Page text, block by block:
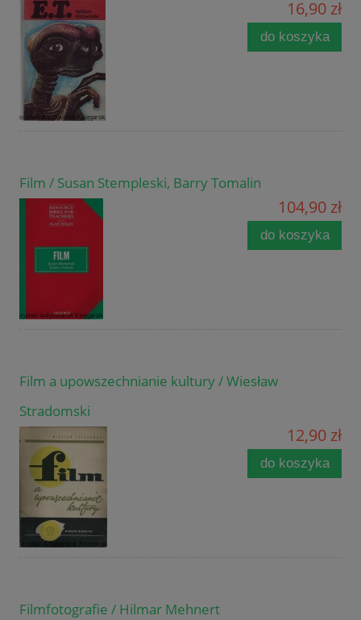
16,90 zł
do koszyka
Film / Susan Stempleski, Barry Tomalin
104,90 zł
do koszyka
Film a upowszechnianie kultury / Wiesław
Stradomski
12,90 zł
do koszyka
Filmfotografie / Hilmar Mehnert